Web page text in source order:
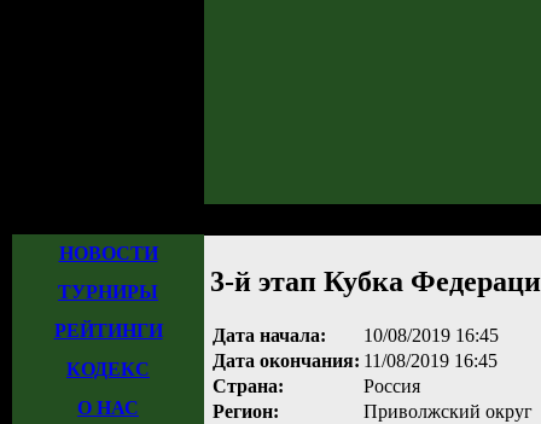
НОВОСТИ
ТУРНИРЫ
РЕЙТИНГИ
КОДЕКС
О НАС
3-й этап Кубка
Дата начала:
10/08/2019 16:45
Дата окончания: 11/08/2019 16:45
Страна:
Россия
Регион:
Приволжский округ